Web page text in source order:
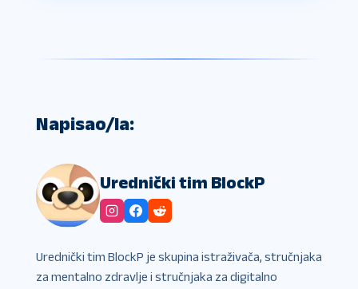
Napisao/la:
Urednički tim BlockP
Urednički tim BlockP je skupina istraživača, stručnjaka
za mentalno zdravlje i stručnjaka za digitalno